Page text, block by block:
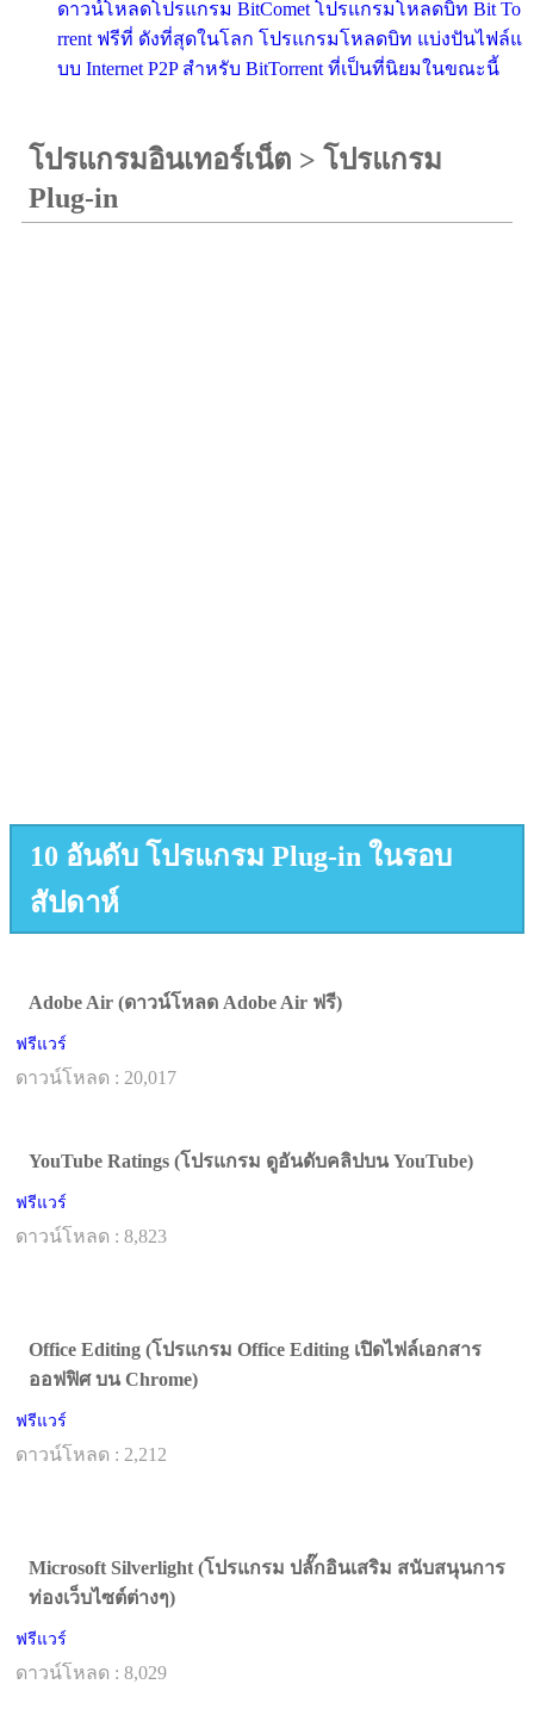
ดาวน์โหลดโปรแกรม BitComet โปรแกรมโหลดบิท Bit To
rrent ฟรีที่ ดังที่สุดในโลก โปรแกรมโหลดบิท แบ่งปันไฟล์แ
บบ Internet P2P สำหรับ BitTorrent ที่เป็นที่นิยมในขณะนี้
โปรแกรมอินเทอร์เน็ต > โปรแกรม
Plug-in
10 อันดับ โปรแกรม Plug-in ในรอบ
สัปดาห์
Adobe Air (ดาวน์โหลด Adobe Air ฟรี)
ฟรีแวร์
ดาวน์โหลด : 20,017
YouTube Ratings (โปรแกรม ดูอันดับคลิปบน YouTube)
ฟรีแวร์
ดาวน์โหลด : 8,823
Office Editing (โปรแกรม Office Editing เปิดไฟล์เอกสาร
ออฟฟิศ บน Chrome)
ฟรีแวร์
ดาวน์โหลด : 2,212
Microsoft Silverlight (โปรแกรม ปลั๊กอินเสริม สนับสนุนการ
ท่องเว็บไซต์ต่างๆ)
ฟรีแวร์
ดาวน์โหลด : 8,029